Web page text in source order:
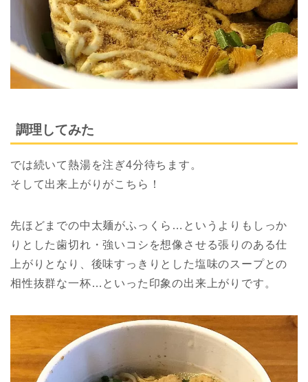
調理してみた
では続いて熱湯を注ぎ4分待ちます。
そして出来上がりがこちら！
先ほどまでの中太麺がふっくら…というよりもしっか
りとした歯切れ・強いコシを想像させる張りのある仕
上がりとなり、後味すっきりとした塩味のスープとの
相性抜群な一杯…といった印象の出来上がりです。